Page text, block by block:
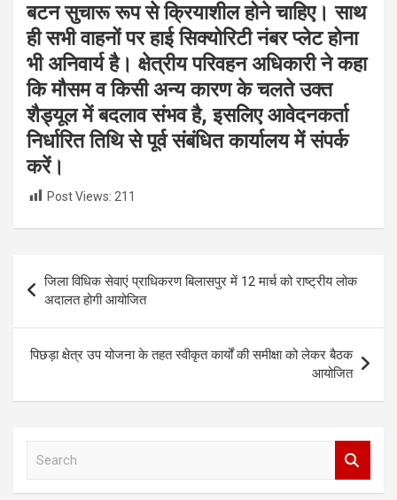
बटन सुचारू रूप से क्रियाशील होने चाहिए। साथ
ही सभी वाहनों पर हाई सिक्योरिटी नंबर प्लेट होना
भी अनिवार्य है। क्षेत्रीय परिवहन अधिकारी ने कहा
कि मौसम व किसी अन्य कारण के चलते उक्त
शैड्यूल में बदलाव संभव है, इसलिए आवेदनकर्ता
निर्धारित तिथि से पूर्व संबंधित कार्यालय में संपर्क
करें।
Post Views: 211
Post
navigation
जिला विधिक सेवाएं प्राधिकरण बिलासपुर में 12 मार्च को राष्ट्रीय लोक
अदालत होगी आयोजित
पिछड़ा क्षेत्र उप योजना के तहत स्वीकृत कार्यों की समीक्षा को लेकर बैठक
आयोजित